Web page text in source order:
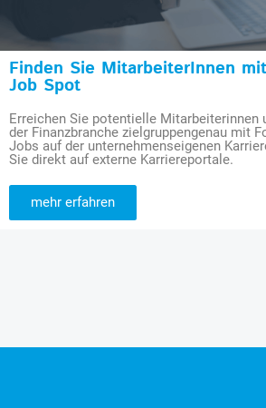
Finden Sie MitarbeiterInnen
Job Spot
Erreichen Sie potentielle Mitarbeiterinnen
der Finanzbranche zielgruppengenau mit
Jobs auf der unternehmenseigenen
Sie direkt auf externe Karriereportale.
mehr erfahren